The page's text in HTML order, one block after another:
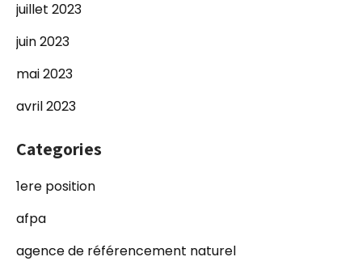
juillet 2023
juin 2023
mai 2023
avril 2023
Categories
1ere position
afpa
agence de référencement naturel